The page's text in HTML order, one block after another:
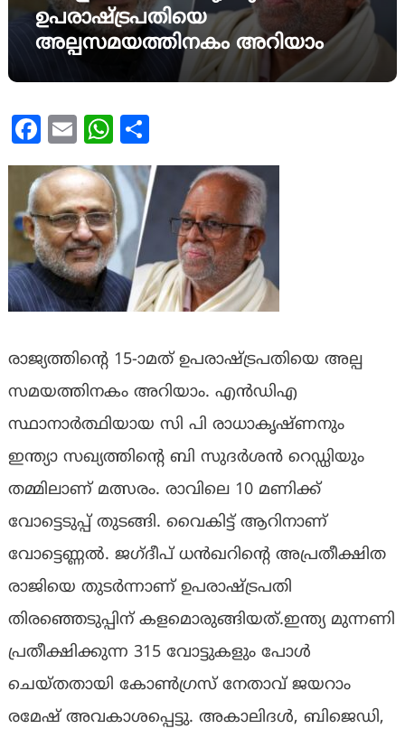
ഉപരാഷ്ട്രപതിയെ
അല്പസമയത്തിനകം അറിയാം
Facebook
Email WhatsApp
രാജ്യത്തിന്റെ 15-ാമത് ഉപരാഷ്ട്രപതിയെ അല്പ
സമയത്തിനകം അറിയാം. എൻഡിഎ
സ്ഥാനാർത്ഥിയായ സി പി രാധാകൃഷ്ണനും
ഇന്ത്യാ സഖ്യത്തിന്റെ ബി സുദർശൻ റെഡ്ഡിയും
തമ്മിലാണ് മത്സരം. രാവിലെ 10 മണിക്ക്
വോട്ടെടുപ്പ് തുടങ്ങി. വൈകിട്ട് ആറിനാണ്
വോട്ടെണ്ണൽ. ജഗ്‌ദീപ് ധൻഖറിന്റെ അപ്രതീക്ഷിത
രാജിയെ തുടർന്നാണ് ഉപരാഷ്ട്രപതി
തിരഞ്ഞെടുപ്പിന് കളമൊരുങ്ങിയത്.ഇന്ത്യ മുന്നണി
പ്രതീക്ഷിക്കുന്ന 315 വോട്ടുകളും പോൾ
ചെയ്തതായി കോൺഗ്രസ് നേതാവ് ജയറാം
രമേഷ് അവകാശപ്പെട്ടു. അകാലിദൾ, ബിജെഡി,